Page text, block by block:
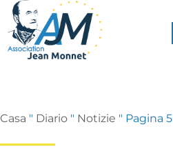
Casa " Diario " Notizie " Pagina 5